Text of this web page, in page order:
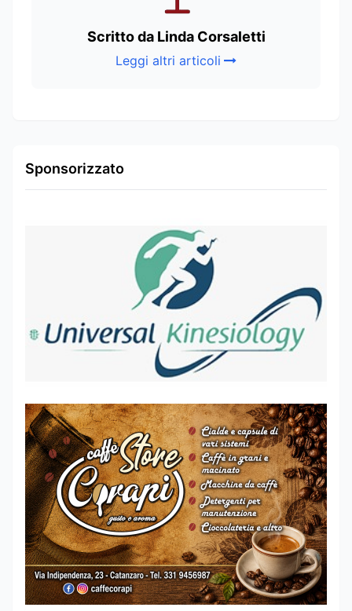
Scritto da Linda Corsaletti
Leggi altri articoli
Sponsorizzato